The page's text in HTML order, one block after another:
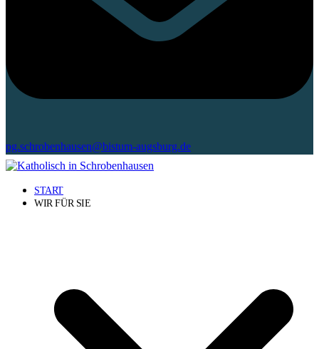
pg.schrobenhausen@bistum-augsburg.de
START
WIR FÜR SIE